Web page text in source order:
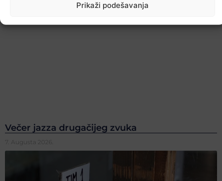
Prikaži podešavanja
Večer jazza drugačijeg zvuka
7. Augusta 2026.